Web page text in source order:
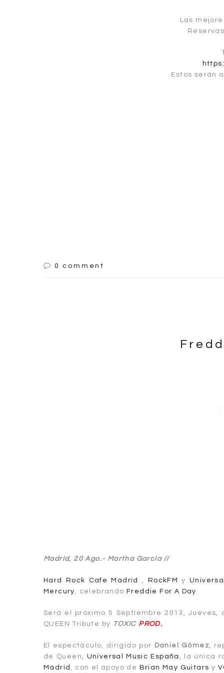
Las
Estos serán
0 comment
Madrid, 20 Ago.- Martha García //
Hard Rock Cafe Madrid , RockFM y
Mercury , celebrando Freddie For A Day .
Será el próximo 5 Septiembre 2013, Jueves,
QUEEN Tribute by TOXIC PROD.
El espectáculo, dirigido por Daniel Gómez,
de Queen, Universal Music España , la única
Madrid , con el apoyo de Brian May Guitars y